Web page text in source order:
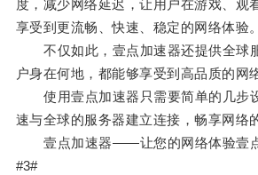
度，减少网络延迟，让用户在游戏、观
享受到更流畅、快速、稳定的网络体验。
不仅如此，壹点加速器还提供全球
户身在何地，都能够享受到高品质的网
使用壹点加速器只需要简单的几步
速与全球的服务器建立连接，畅享网络
壹点加速器——让您的网络体验壹点
#3#